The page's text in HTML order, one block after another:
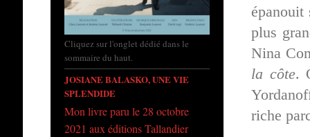
épanouit
plus
Nina
la côte.
riche
Cliquez sur l'onglet dédié dans le
sommaire du haut.
JOSIANE BALASKO, UNE VIE
SPLENDIDE
Mon livre paru le 28 octobre
2021 aux éditions Tallandier